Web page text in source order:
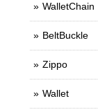
WalletChain
BeltBuckle
Zippo
Wallet